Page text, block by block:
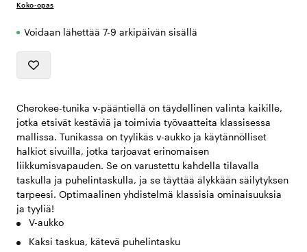
Koko-opas
Voidaan lähettää 7-9 arkipäivän sisällä
Cherokee-tunika v-pääntiellä on täydellinen valinta kaikille,
jotka etsivät kestäviä ja toimivia työvaatteita klassisessa
mallissa. Tunikassa on tyylikäs v-aukko ja käytännölliset
halkiot sivuilla, jotka tarjoavat erinomaisen
liikkumisvapauden. Se on varustettu kahdella tilavalla
taskulla ja puhelintaskulla, ja se täyttää älykkään säilytyksen
tarpeesi. Optimaalinen yhdistelmä klassisia ominaisuuksia
ja tyyliä!
V-aukko
Kaksi taskua, kätevä puhelintasku